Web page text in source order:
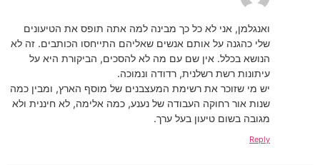
ואנגלמן, אני לא כל כך מבינה למה אתה תופס את הטיעונים
שלי כהגנה על אותם אנשים שאליהם התייחסו הכותבים. זה לא
הנושא בכלל. אין שם עם מה לא להסכים, הביקורת היא על
עיתונות רשת רשלנית, רדודה ונמוכה.
יש מי שזוכר את רשימת המעצבנים של מוסף הארץ, ומבין כמה
שנות אור רחוקה העבודה של נענע, כמה אלימה, לא חיננית ולא
מגובה בשום טיעון בעל ערך.
Reply